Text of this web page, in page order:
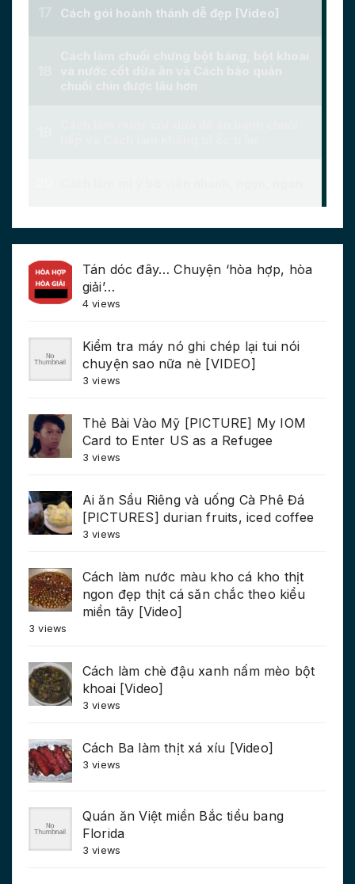
Tán dóc đây… Chuyện ‘hòa hợp, hòa
giải’…
4 views
Kiểm tra máy nó ghi chép lại tui nói
chuyện sao nữa nè [VIDEO]
3 views
Thẻ Bài Vào Mỹ [PICTURE] My IOM
Card to Enter US as a Refugee
3 views
Ai ăn Sầu Riêng và uống Cà Phê Đá
[PICTURES] durian fruits, iced coffee
3 views
Cách làm nước màu kho cá kho thịt
ngon đẹp thịt cá săn chắc theo kiểu
miền tây [Video]
3 views
Cách làm chè đậu xanh nấm mèo bột
khoai [Video]
3 views
Cách Ba làm thịt xá xíu [Video]
3 views
Quán ăn Việt miền Bắc tiểu bang
Florida
3 views